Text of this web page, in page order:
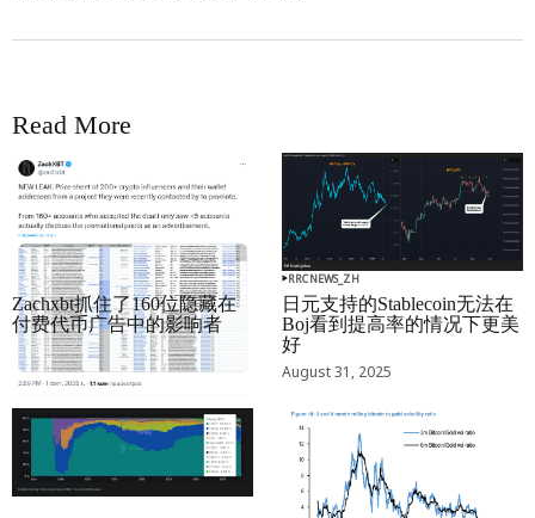
Read More
RRCNEWS_ZH
Zachxbt抓住了160位隐藏在
付费代币广告中的影响者
September 01, 2025
RRCNEWS_ZH
日元支持的Stablecoin无法在
Boj看到提高率的情况下更美
好
August 31, 2025